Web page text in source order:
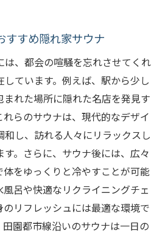
すすめ隠れ家サウナ
は、都会の喧騒を忘れさせてくれ
ています。例えば、駅から少し
れた場所に隠れた名店を発見す
らのサウナは、現代的なデザイ
和し、訪れる人々にリラックスし
。さらに、サウナ後には、広々
体をゆっくりと冷やすことが可能
呂や快適なリクライニングチェ
リフレッシュには最適な環境で
園都市線沿いのサウナは一日の